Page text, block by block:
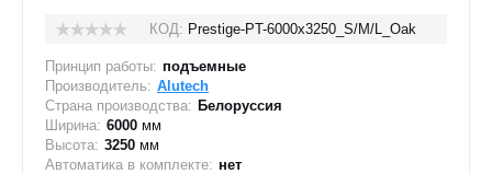
КОД: Prestige-PT-6000х3250_S/M/L_Oak
Принцип работы: подъемные
Производитель: Alutech
Страна производства: Белоруссия
Ширина: 6000 мм
Высота: 3250 мм
Автоматика в комплекте: нет